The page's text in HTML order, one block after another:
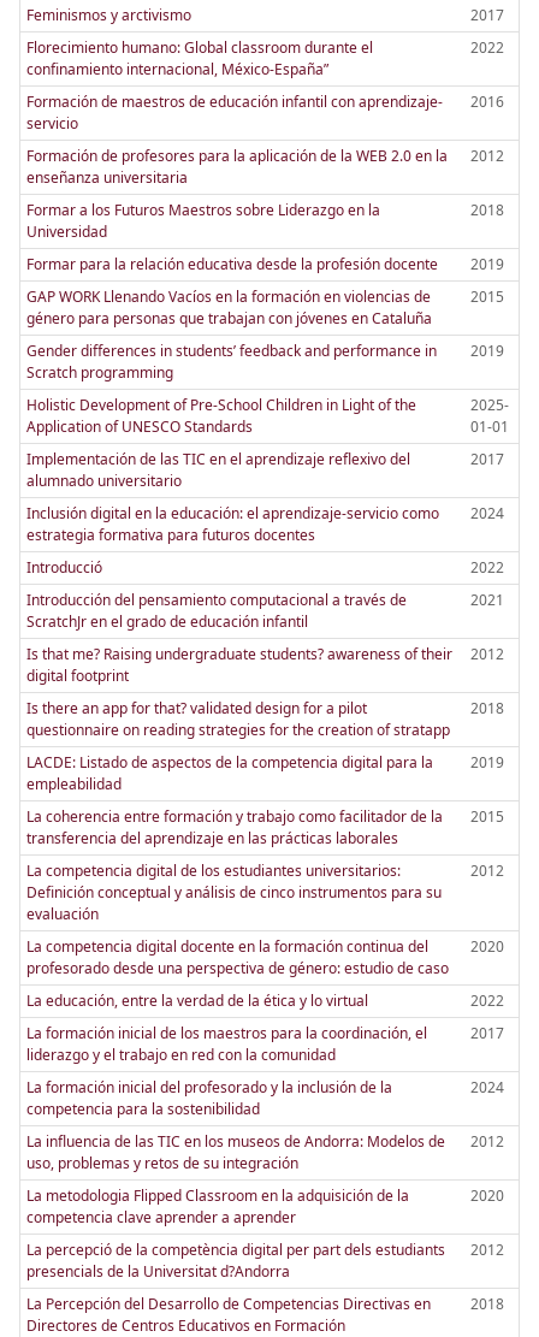
Feminismos y arctivismo
2017
Florecimiento humano: Global classroom durante el
confinamiento internacional, México-España”
2022
Formación de maestros de educación infantil con aprendizaje-
servicio
2016
Formación de profesores para la aplicación de la WEB 2.0 en la
enseñanza universitaria
2012
Formar a los Futuros Maestros sobre Liderazgo en la
Universidad
2018
Formar para la relación educativa desde la profesión docente
2019
GAP WORK Llenando Vacíos en la formación en violencias de
género para personas que trabajan con jóvenes en Cataluña
2015
Gender differences in students’ feedback and performance in
Scratch programming
2019
Holistic Development of Pre-School Children in Light of the
Application of UNESCO Standards
2025-
01-01
Implementación de las TIC en el aprendizaje reflexivo del
alumnado universitario
2017
Inclusión digital en la educación: el aprendizaje-servicio como
estrategia formativa para futuros docentes
2024
Introducció
2022
Introducción del pensamiento computacional a través de
ScratchJr en el grado de educación infantil
2021
Is that me? Raising undergraduate students? awareness of their
digital footprint
2012
Is there an app for that? validated design for a pilot
questionnaire on reading strategies for the creation of stratapp
2018
LACDE: Listado de aspectos de la competencia digital para la
empleabilidad
2019
La coherencia entre formación y trabajo como facilitador de la
transferencia del aprendizaje en las prácticas laborales
2015
La competencia digital de los estudiantes universitarios:
Definición conceptual y análisis de cinco instrumentos para su
evaluación
2012
La competencia digital docente en la formación continua del
profesorado desde una perspectiva de género: estudio de caso
2020
La educación, entre la verdad de la ética y lo virtual
2022
La formación inicial de los maestros para la coordinación, el
liderazgo y el trabajo en red con la comunidad
2017
La formación inicial del profesorado y la inclusión de la
competencia para la sostenibilidad
2024
La influencia de las TIC en los museos de Andorra: Modelos de
uso, problemas y retos de su integración
2012
La metodologia Flipped Classroom en la adquisición de la
competencia clave aprender a aprender
2020
La percepció de la competència digital per part dels estudiants
presencials de la Universitat d?Andorra
2012
La Percepción del Desarrollo de Competencias Directivas en
Directores de Centros Educativos en Formación
2018